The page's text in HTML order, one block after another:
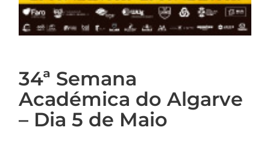
34ª Semana
Académica do Algarve
– Dia 5 de Maio